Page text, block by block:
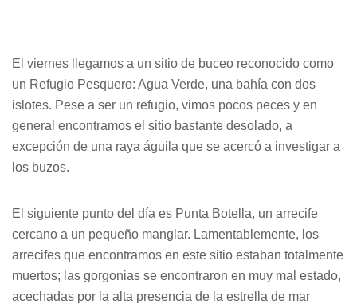
El viernes llegamos a un sitio de buceo reconocido como
un Refugio Pesquero: Agua Verde, una bahía con dos
islotes. Pese a ser un refugio, vimos pocos peces y en
general encontramos el sitio bastante desolado, a
excepción de una raya águila que se acercó a investigar a
los buzos.
El siguiente punto del día es Punta Botella, un arrecife
cercano a un pequeño manglar. Lamentablemente, los
arrecifes que encontramos en este sitio estaban totalmente
muertos; las gorgonias se encontraron en muy mal estado,
acechadas por la alta presencia de la estrella de mar